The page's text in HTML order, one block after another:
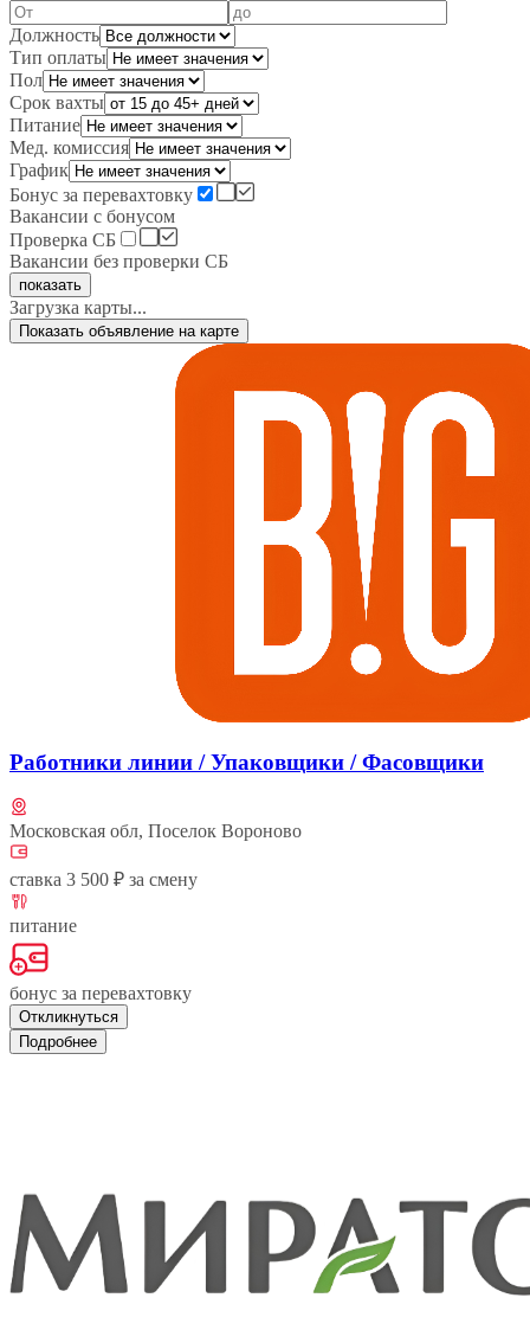
Должность
Тип оплаты
Пол
Срок вахты
Питание
Мед. комиссия
График
Бонус за перевахтовку
Вакансии с бонусом
Проверка СБ
Вакансии без проверки СБ
показать
Загрузка карты...
Показать объявление на карте
Работники линии / Упаковщики / Фасовщики
Московская обл, Поселок Вороново
ставка 3 500 ₽ за смену
питание
бонус за перевахтовку
Откликнуться
Подробнее